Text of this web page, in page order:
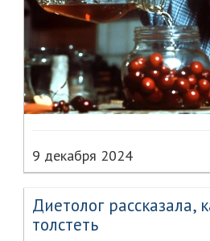
9 декабря 2024
Диетолог рассказала,
толстеть